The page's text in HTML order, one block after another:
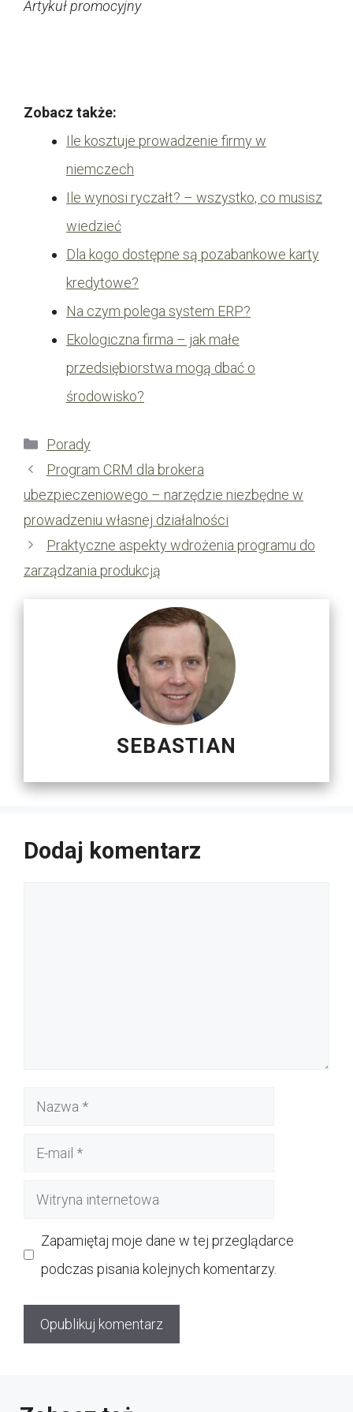
Artykuł promocyjny
Zobacz także:
Ile kosztuje prowadzenie firmy w
niemczech
Ile wynosi ryczałt? – wszystko, co musisz
wiedzieć
Dla kogo dostępne są pozabankowe karty
kredytowe?
Na czym polega system ERP?
Ekologiczna firma – jak małe
przedsiębiorstwa mogą dbać o
środowisko?
Kategorie
Porady
Program CRM dla brokera
ubezpieczeniowego – narzędzie niezbędne w
prowadzeniu własnej działalności
Praktyczne aspekty wdrożenia programu do
zarządzania produkcją
SEBASTIAN
Dodaj komentarz
Nazwa
Witryna
Zapamiętaj moje dane w tej przeglądarce
podczas pisania kolejnych komentarzy.